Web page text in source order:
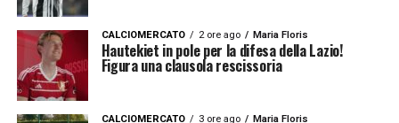
CALCIOMERCATO 2 ore ago Maria Floris
Hautekiet in pole per la difesa della Lazio!
Figura una clausola rescissoria
CALCIOMERCATO 3 ore ago Maria Floris